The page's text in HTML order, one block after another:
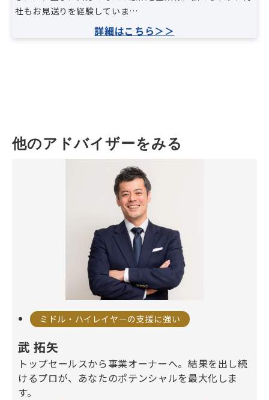
社もお見送りを経験していま…
詳細はこちら＞＞
他のアドバイザーをみる
ミドル・ハイレイヤーの支援に強い
武 拓矢
トップセールスから事業オーナーへ。結果を出し続
けるプロが、あなたのポテンシャルを最大化しま
す。